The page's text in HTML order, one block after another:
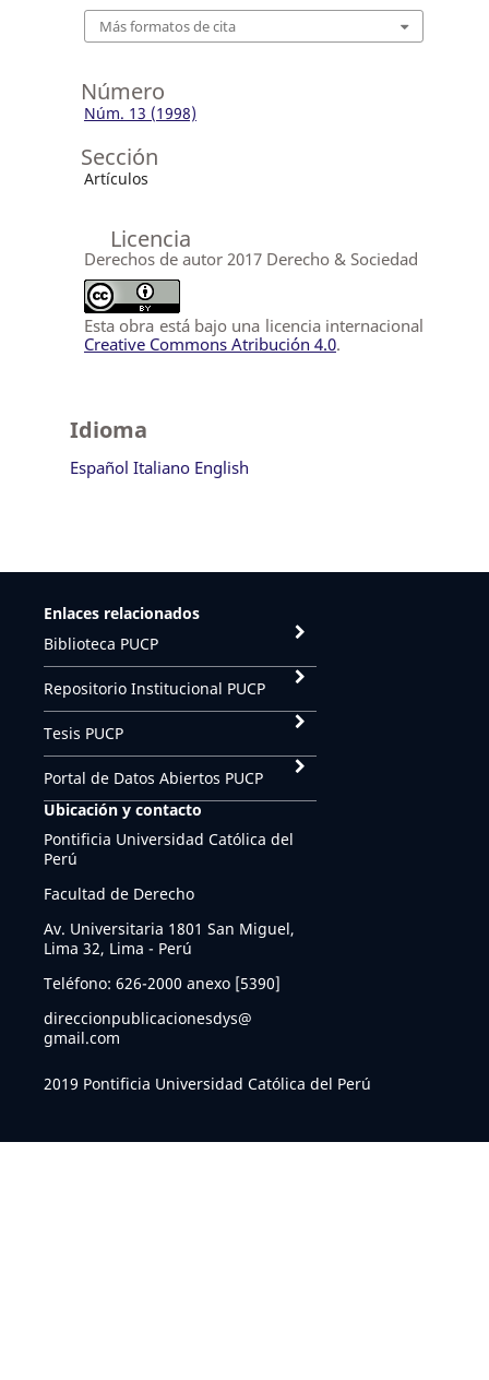
Más formatos de cita
Número
Núm. 13 (1998)
Sección
Artículos
Licencia
Derechos de autor 2017 Derecho & Sociedad
Esta obra está bajo una licencia internacional
Creative Commons Atribución 4.0.
Idioma
Español Italiano English
Enlaces relacionados
Biblioteca PUCP
Repositorio Institucional PUCP
Tesis PUCP
Portal de Datos Abiertos PUCP
Ubicación y contacto
Pontificia Universidad Católica del
Perú
Facultad de Derecho
Av. Universitaria 1801 San Miguel,
Lima 32, Lima - Perú
Teléfono: 626-2000 anexo [5390]
direccionpublicacionesdys@
gmail.com
2019 Pontificia Universidad Católica del Perú